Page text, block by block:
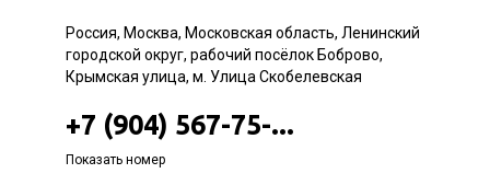
Россия, Москва, Московская область, Ленинский
городской округ, рабочий посёлок Боброво,
Крымская улица, м. Улица Скобелевская
+7 (904) 567-75-...
Показать номер